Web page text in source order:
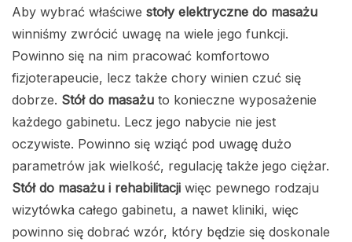
Aby wybrać właściwe stoły elektryczne do masażu
winniśmy zwrócić uwagę na wiele jego funkcji.
Powinno się na nim pracować komfortowo
fizjoterapeucie, lecz także chory winien czuć się
dobrze. Stół do masażu to konieczne wyposażenie
każdego gabinetu. Lecz jego nabycie nie jest
oczywiste. Powinno się wziąć pod uwagę dużo
parametrów jak wielkość, regulację także jego ciężar.
Stół do masażu i rehabilitacji więc pewnego rodzaju
wizytówka całego gabinetu, a nawet kliniki, więc
powinno się dobrać wzór, który będzie się doskonale